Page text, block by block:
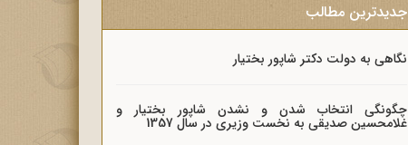
جدیدترین مطالب
نگاهی به دولت دکتر شاپور بختیار
چگونگی انتخاب شدن و نشدن شاپور بختیار و
غلامحسین صدیقی به نخست وزیری در سال 1357